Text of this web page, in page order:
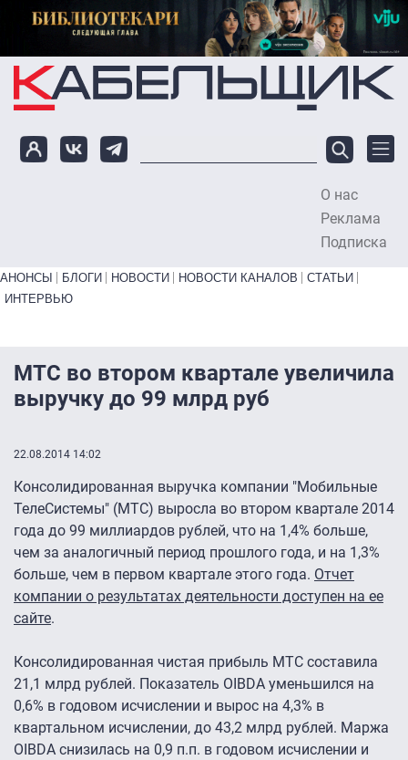
Перейти к основному содержанию
О нас
Реклама
Подписка
Primary links bottom
АНОНСЫ БЛОГИ НОВОСТИ НОВОСТИ КАНАЛОВ
СТАТЬИ
ИНТЕРВЬЮ
МТС во втором квартале увеличила
выручку до 99 млрд руб
22.08.2014 14:02
Консолидированная выручка компании "Мобильные
ТелеСистемы" (МТС) выросла во втором квартале 2014
года до 99 миллиардов рублей, что на 1,4% больше,
чем за аналогичный период прошлого года, и на 1,3%
больше, чем в первом квартале этого года. Отчет
компании о результатах деятельности доступен на ее
сайте.
Консолидированная чистая прибыль МТС составила
21,1 млрд рублей. Показатель OIBDA уменьшился на
0,6% в годовом исчислении и вырос на 4,3% в
квартальном исчислении, до 43,2 млрд рублей. Маржа
OIBDA снизилась на 0,9 п.п. в годовом исчислении и